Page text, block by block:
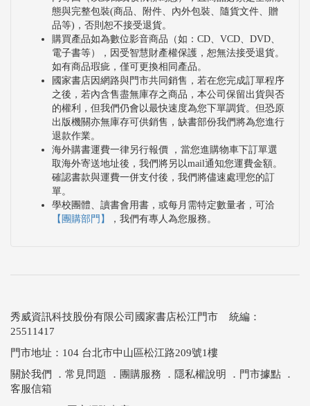
態與完整包裝(商品、附件、內外包裝、隨貨文件、贈
品等)，否則恕不接受退貨。
購買產品如為數位影音商品（如：CD、VCD、DVD、
電子書等），因受智慧財產權保護，恕無法接受退貨。
如有商品瑕疵，僅可更換相同產品。
國家書店因網路與門市共同銷售，若在您完成訂單程序
之後，若內含售盡無庫存之商品，本公司保留出貨與否
的權利，但我們仍會以最快速度為您下單調貨。但恐原
出版機關亦無庫存可供銷售，缺書部份我們將為您進行
退款作業。
海外購書運費一律另行報價 ，當您進購物車下訂單選
取海外寄送地址後，我們將另以mail通知您運費金額。
確認書款與運費一併支付後，我們將儘速處理您的訂
單。
學校團體、讀書會用書，或每月需特定數量者，可洽
【團購部門】
，我們有專人為您服務。
秀威資訊科技股份有限公司國家書店松江門市 統編：
25511417
門市地址：104 台北市中山區松江路209號1樓
關於我們
． 常見問題 ． 團購服務 ． 隱私權說明 ． 門市據點 ．
客服信箱